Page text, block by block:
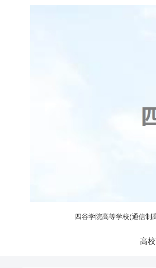
四谷学院高等学校(通信制
高